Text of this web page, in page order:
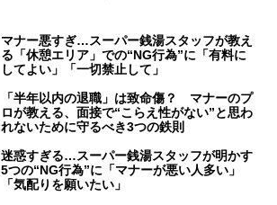
マナー悪すぎ…スーパー銭湯スタッフが教え
る「休憩エリア」での“NG行為”に「有料に
してよい」「一切禁止して」
「半年以内の退職」は致命傷？ マナーのプ
ロが教える、面接で“こらえ性がない”と思わ
れないために守るべき3つの鉄則
迷惑すぎる…スーパー銭湯スタッフが明かす
5つの“NG行為”に「マナーが悪い人多い」
「気配りを願いたい」